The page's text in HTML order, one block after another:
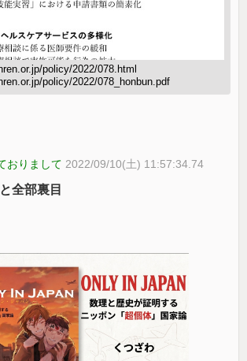
policy/2022/078.html
policy/2022/078_honbun.pdf
おりまして 2022/09/10(土) 11:57:34.74
全部裏目